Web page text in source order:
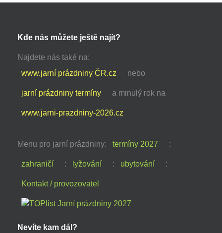
Kde nás můžete ještě najít?
Najdete nás také na:
www.jarní prázdniny ČR.cz
nebo
jarní prázdniny termíny a minulý rok na
www.jarni-prazdniny-2026.cz
Menu pro jarní prázdniny: termíny 2027 :
zahraničí : lyžování : ubytování :
Kontakt / provozovatel
Nevíte kam dál?